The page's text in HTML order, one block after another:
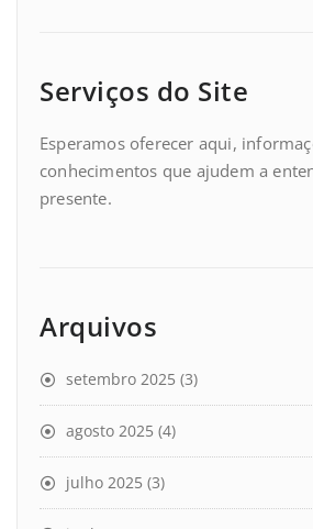
Serviços do Site
Esperamos oferecer aqui,
conhecimentos que ajudem a
presente.
Arquivos
setembro 2025 (3)
agosto 2025 (4)
julho 2025 (3)